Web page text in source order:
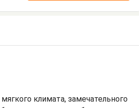
климата, замечательного